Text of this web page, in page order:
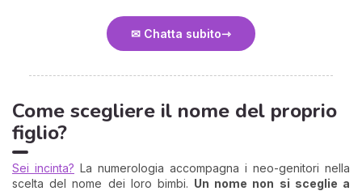
✉ Chatta subito
Come scegliere il nome del proprio
figlio?
Sei incinta? La numerologia accompagna i neo-genitori nella
scelta del nome dei loro bimbi. Un nome non si sceglie a